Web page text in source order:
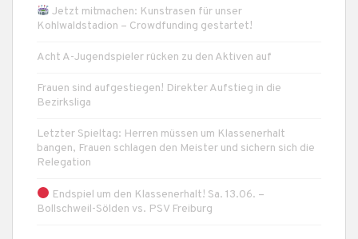
Jetzt mitmachen: Kunstrasen für unser
Kohlwaldstadion – Crowdfunding gestartet!
Acht A-Jugendspieler rücken zu den Aktiven auf
Frauen sind aufgestiegen! Direkter Aufstieg in die
Bezirksliga
Letzter Spieltag: Herren müssen um Klassenerhalt
bangen, Frauen schlagen den Meister und sichern sich die
Relegation
Endspiel um den Klassenerhalt! Sa. 13.06. –
Bollschweil-Sölden vs. PSV Freiburg